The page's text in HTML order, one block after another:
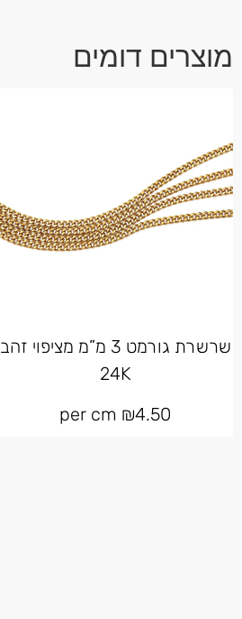
מוצרים דומים
שרשרת גורמט 3 מ”מ מציפוי זהב
24K
₪4.50